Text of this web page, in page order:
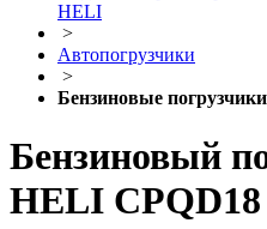
HELI
>
Автопогрузчики
>
Бензиновые погрузчики
Бензиновый
HELI